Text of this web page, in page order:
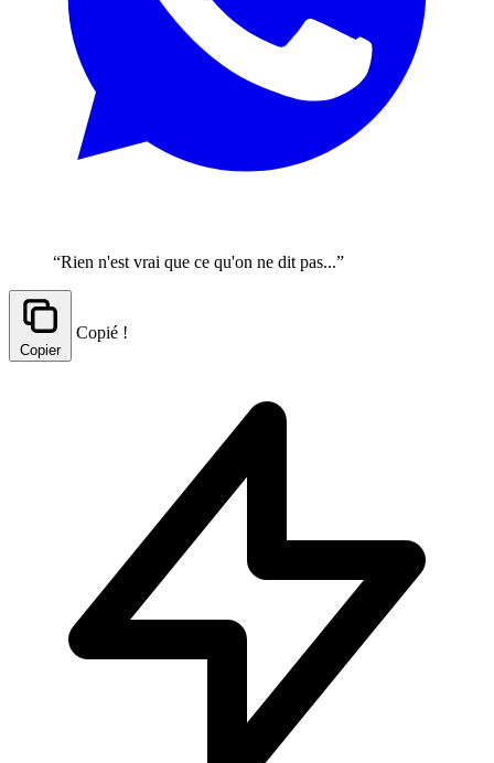
“Rien n'est vrai que ce qu'on ne dit pas...”
Copier
Copié !